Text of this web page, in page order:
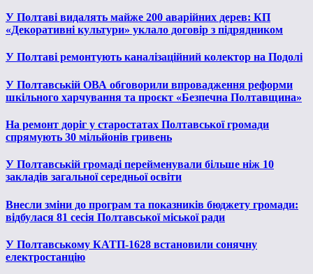
У Полтаві видалять майже 200 аварійних дерев: КП
«Декоративні культури» уклало договір з підрядником
У Полтаві ремонтують каналізаційний колектор на Подолі
У Полтавській ОВА обговорили впровадження реформи
шкільного харчування та проєкт «Безпечна Полтавщина»
На ремонт доріг у старостатах Полтавської громади
спрямують 30 мільйонів гривень
У Полтавській громаді перейменували більше ніж 10
закладів загальної середньої освіти
Внесли зміни до програм та показників бюджету громади:
відбулася 81 сесія Полтавської міської ради
У Полтавському КАТП-1628 встановили сонячну
електростанцію